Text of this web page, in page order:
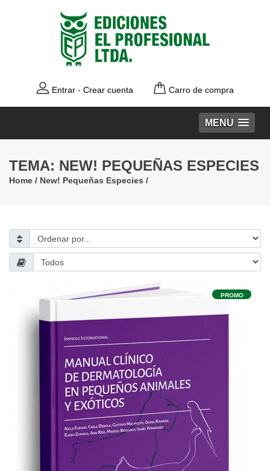
Entrar - Crear cuenta Carro de compra
MENU
TEMA: NEW! PEQUEÑAS ESPECIES
Home / New! Pequeñas Especies /
PROMO